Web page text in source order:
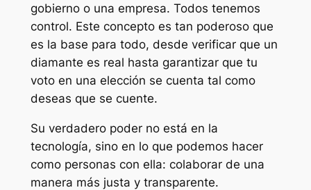
gobierno o una empresa. Todos tenemos
control. Este concepto es tan poderoso que
es la base para todo, desde verificar que un
diamante es real hasta garantizar que tu
voto en una elección se cuenta tal como
deseas que se cuente.
Su verdadero poder no está en la
tecnología, sino en lo que podemos hacer
como personas con ella: colaborar de una
manera más justa y transparente.